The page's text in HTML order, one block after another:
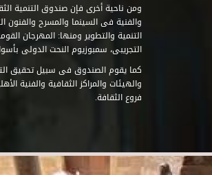
ومن ناحية أخرى فإن صندوق التنمية
والفنية فى السينما والمسرح
التنمية والتطوير ومنها: المهرجان
التجريبى، سمبوزيوم النحت الدولى
كما يقوم الصندوق فى سبيل تحقيق
والهيئات والمراكز الثقافية والفنية
فروع الثقافة.